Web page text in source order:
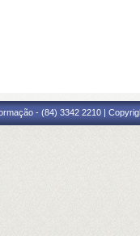
- (84) 3342 2210 |